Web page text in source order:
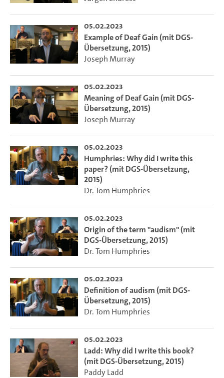
05.02.2023
Example of Deaf Gain (mit DGS-
Übersetzung, 2015)
Joseph Murray
05.02.2023
Meaning of Deaf Gain (mit DGS-
Übersetzung, 2015)
Joseph Murray
05.02.2023
Humphries: Why did I write this
paper? (mit DGS-Übersetzung,
2015)
Dr. Tom Humphries
05.02.2023
Origin of the term "audism" (mit
DGS-Übersetzung, 2015)
Dr. Tom Humphries
05.02.2023
Definition of audism (mit DGS-
Übersetzung, 2015)
Dr. Tom Humphries
05.02.2023
Ladd: Why did I write this book?
(mit DGS-Übersetzung, 2015)
Paddy Ladd